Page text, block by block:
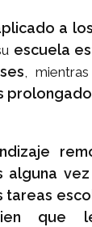
a
escuela
,
alguna
tareas
que